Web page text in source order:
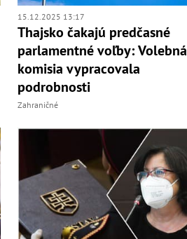
15.12.2025 13:17
Thajsko čakajú predčasné
parlamentné voľby: Volebná
komisia vypracovala
podrobnosti
Zahraničné